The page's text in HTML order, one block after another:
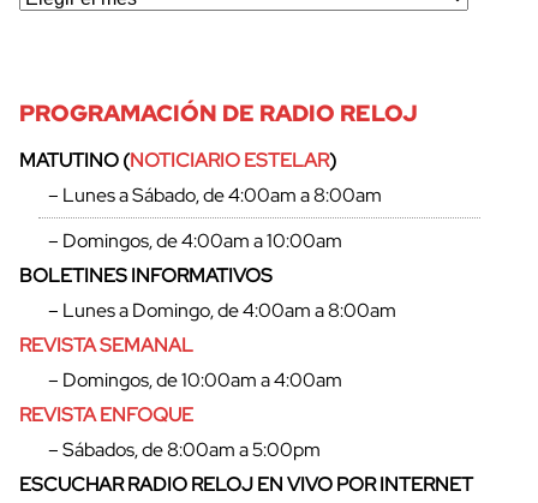
PROGRAMACIÓN DE RADIO RELOJ
MATUTINO (NOTICIARIO ESTELAR)
– Lunes a Sábado, de 4:00am a 8:00am
– Domingos, de 4:00am a 10:00am
BOLETINES INFORMATIVOS
– Lunes a Domingo, de 4:00am a 8:00am
REVISTA SEMANAL
– Domingos, de 10:00am a 4:00am
REVISTA ENFOQUE
– Sábados, de 8:00am a 5:00pm
ESCUCHAR RADIO RELOJ EN VIVO POR INTERNET